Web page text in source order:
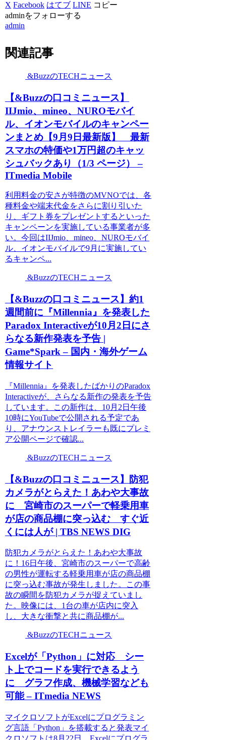
X Facebook はてブ LINE コピー
adminをフォローする
admin
関連記事
&BuzzのTECHニュース
【&Buzzの口コミニュース】
IIJmio、mineo、NUROモバイ
ル、イオンモバイルのキャンペー
ンまとめ【9月9日最新版】 最新
スマホの特価や1万円超のキャッ
シュバックあり（1/3 ページ） –
ITmedia Mobile
利用料金の安さが特徴のMVNOでは、各
種料金や端末代金をさらに割り引いた
り、ギフト券をプレゼントするといった
キャンペーンを実施している事業者が多
い。今回はIIJmio、mineo、NUROモバイ
ル、イオンモバイルで9月に実施してい
るキャンペ...
&BuzzのTECHニュース
【&Buzzの口コミニュース】約1
週間前に『Millennia』を発表した
Paradox Interactiveが10月2日にさ
らなる新作発表を予告 |
Game*Spark – 国内・海外ゲーム
情報サイト
『Millennia』を発表したばかりのParadox
Interactiveが、さらなる新作の発表を予告
しています。この新作は、10月2日午後
10時にYouTubeで公開される予定であ
り、アナウンストレイラーも既にプレミ
ア公開ページで確認...
&BuzzのTECHニュース
【&Buzzの口コミニュース】防犯
カメラがとらえた！あわや大事故
に 宮崎市のスーパーで軽乗用車
が店の商品棚に突っ込む すぐ近
くには人が | TBS NEWS DIG
防犯カメラがとらえた！あわや大事故
に！16日午後、宮崎市のスーパーで高齢
の男性が運転する軽乗用車が店の商品棚
に突っ込む事故が発生しました。この事
故の瞬間を防犯カメラが捉えていまし
た。映像には、1台の車が店内に突入
し、大きな衝撃と共に商品棚が...
&BuzzのTECHニュース
Excelが「Python」に対応 シー
ト上でコードを実行できるよう
に グラフ作成、機械学習なども
可能 – ITmedia NEWS
マイクロソフトがExcelにプログラミン
グ言語「Python」を搭載すると発表マイ
クロソフトは8月22日、Excelにプログラ